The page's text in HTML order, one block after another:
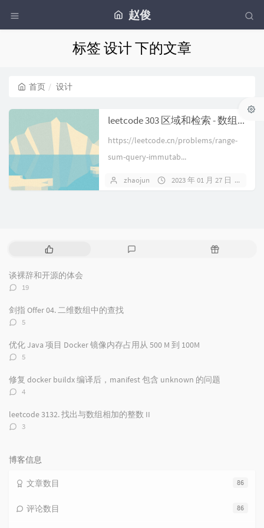
赵俊
标签 设计 下的文章
首页 设计
leetcode 303 区域和检索 - 数组不可变
https://leetcode.cn/problems/range-
sum-query-immutab...
zhaojun 2023 年 01 月 27 日
热
文
章
随
谈裸辞和开源的体会
评
数：
19
剑指 Offer 04. 二维数组中的查找
评
数：
5
优化 Java 项目 Docker 镜像内存占用从 500 M 到 100M
评
数：
5
修复 docker buildx 编译后，manifest 包含 unknown 的问题
评
数：
4
leetcode 3132. 找出与数组相加的整数 II
评
3
博客信息
86
文章数目
86
评论数目